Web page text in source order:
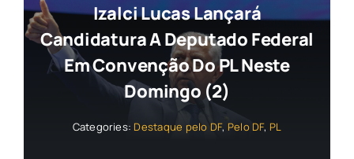
Izalci Lucas Lançará
Candidatura A Deputado Federal
Em Convenção Do PL Neste
Domingo (2)
Categories: Destaque pelo DF, Pelo DF, PL